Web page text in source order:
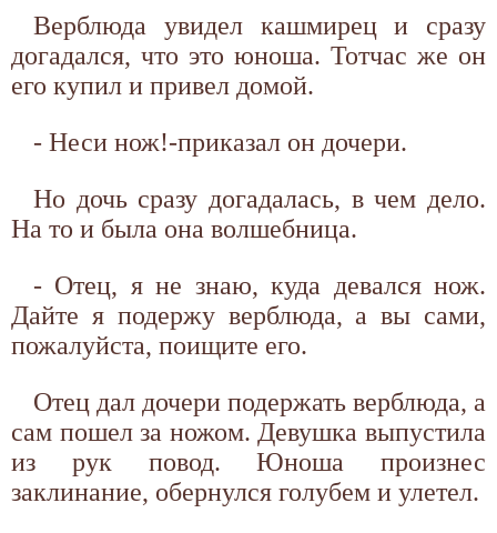
Верблюда увидел кашмирец и сразу
догадался, что это юноша. Тотчас же он
его купил и привел домой.
- Неси нож!-приказал он дочери.
Но дочь сразу догадалась, в чем дело.
На то и была она волшебница.
- Отец, я не знаю, куда девался нож.
Дайте я подержу верблюда, а вы сами,
пожалуйста, поищите его.
Отец дал дочери подержать верблюда, а
сам пошел за ножом. Девушка выпустила
из рук повод. Юноша произнес
заклинание, обернулся голубем и улетел.